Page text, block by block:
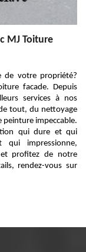
MJ Toiture
de votre propriété?
facade. Depuis
services à nos
tout, du nettoyage
peinture impeccable.
qui dure et qui
impressionne,
profitez de notre
rendez-vous sur